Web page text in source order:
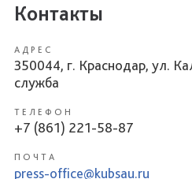
Контакты
АДРЕС
350044, г. Краснодар, ул.
служба
ТЕЛЕФОН
+7 (861) 221-58-87
ПОЧТА
press-office@kubsau.ru